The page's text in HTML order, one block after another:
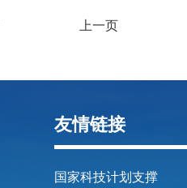
上一页
友情链接
国家科技计划支撑